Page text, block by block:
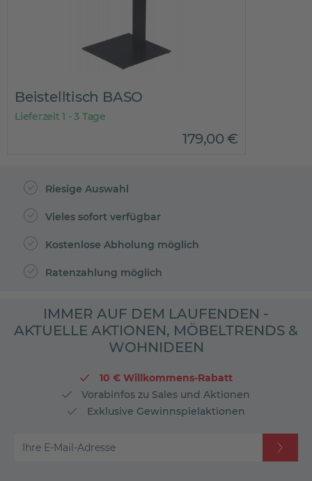
Beistelltisch BASO
Lieferzeit 1 - 3 Tage
179,00€
Riesige Auswahl
Vieles sofort verfügbar
Kostenlose Abholung möglich
Ratenzahlung möglich
IMMER AUF DEM LAUFENDEN -
AKTUELLE AKTIONEN, MÖBELTRENDS &
WOHNIDEEN
10 € Willkommens-Rabatt
Vorabinfos zu Sales und Aktionen
Exklusive Gewinnspielaktionen
Ihre E-Mail-Adresse